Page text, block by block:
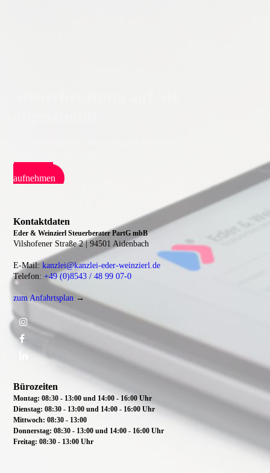
Kontakt
aufnehmen
Kontaktdaten
Eder & Weinzierl Steuerberater PartG mbB
Vilshofener Straße 2 |94501 Aidenbach
E-Mail:kanzlei@kanzlei-eder-weinzierl.de
Telefon:+49 (0)8543 / 48 99 07-0
zum Anfahrtsplan →
Bürozeiten
Montag: 08:30 - 13:00 und 14:00 - 16:00 Uhr
Dienstag:08:30 - 13:00 und 14:00 - 16:00 Uhr
Mittwoch:08:30 - 13:00
Donnerstag: 08:30 - 13:00 und 14:00 - 16:00 Uhr
Freitag: 08:30 - 13:00 Uhr